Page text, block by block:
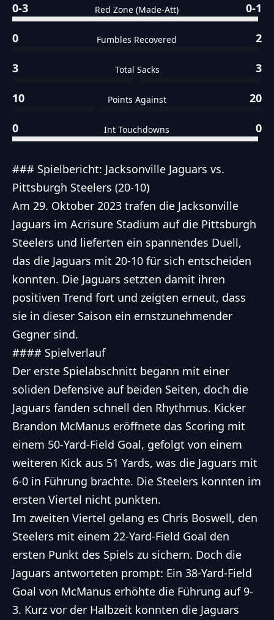
0-3 Red Zone (Made-Att) 0-1
0 Fumbles Recovered 2
3 Total Sacks 3
10 Points Against 20
0 Int Touchdowns 0
### Spielbericht: Jacksonville Jaguars vs.
Pittsburgh Steelers (20-10)
Am 29. Oktober 2023 trafen die Jacksonville
Jaguars im Acrisure Stadium auf die Pittsburgh
Steelers und lieferten ein spannendes Duell,
das die Jaguars mit 20-10 für sich entscheiden
konnten. Die Jaguars setzten damit ihren
positiven Trend fort und zeigten erneut, dass
sie in dieser Saison ein ernstzunehmender
Gegner sind.
#### Spielverlauf
Der erste Spielabschnitt begann mit einer
soliden Defensive auf beiden Seiten, doch die
Jaguars fanden schnell den Rhythmus. Kicker
Brandon McManus eröffnete das Scoring mit
einem 50-Yard-Field Goal, gefolgt von einem
weiteren Kick aus 51 Yards, was die Jaguars mit
6-0 in Führung brachte. Die Steelers konnten im
ersten Viertel nicht punkten.
Im zweiten Viertel gelang es Chris Boswell, den
Steelers mit einem 22-Yard-Field Goal den
ersten Punkt des Spiels zu sichern. Doch die
Jaguars antworteten prompt: Ein 38-Yard-Field
Goal von McManus erhöhte die Führung auf 9-
3. Kurz vor der Halbzeit konnten die Jaguars